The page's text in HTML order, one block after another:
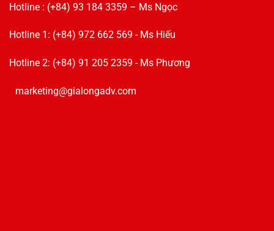
Hotline : (+84) 93 184 3359 – Ms Ngọc
Hotline 1: (+84) 972 662 569 - Ms Hiếu
Hotline 2: (+84) 91 205 2359 - Ms Phương
marketing@gialongadv.com